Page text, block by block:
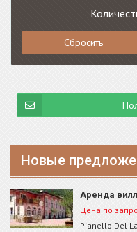
Сбросить
Новые
Аренда
Цена по
Pianello Del